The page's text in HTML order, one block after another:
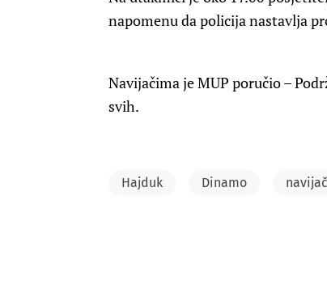
napomenu da policija nastavlja
Navijačima je MUP poručio –
svih.
Hajduk Dinamo